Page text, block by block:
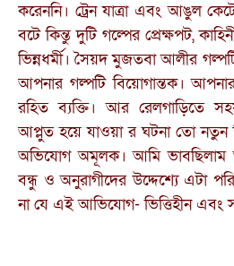
করেননি। ট্রেন যাত্রা এবং আঙুল
বটে কিন্তু দুটি গল্পের প্রেক্ষপট,
ভিন্নধর্মী। সৈয়দ মুজতবা আলীর
আপনার গল্পটি বিয়োগান্তক।
রহিত ব্যক্তি। আর রেলগাড়িতে
আপ্লুত হয়ে যাওয়া র ঘটনা তো নতুন
অভিযোগ অমূলক। আমি
বন্ধু ও অনুরাগীদের উদ্দেশ্যে এটা
না যে এই আভিযোগ- ভিত্তিহীন এবং